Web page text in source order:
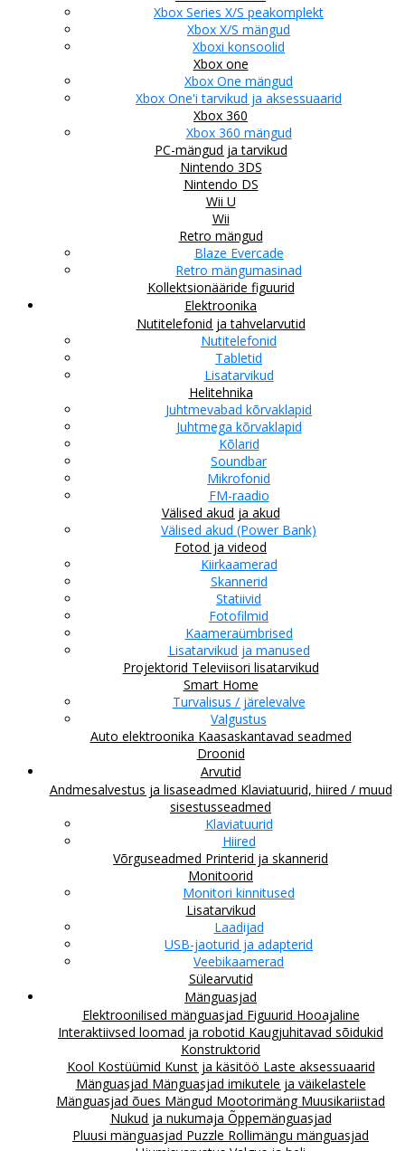
Xbox Series X/S peakomplekt
Xbox X/S mängud
Xboxi konsoolid
Xbox one
Xbox One mängud
Xbox One'i tarvikud ja aksessuaarid
Xbox 360
Xbox 360 mängud
PC-mängud ja tarvikud
Nintendo 3DS
Nintendo DS
Wii U
Wii
Retro mängud
Blaze Evercade
Retro mängumasinad
Kollektsionääride figuurid
Elektroonika
Nutitelefonid ja tahvelarvutid
Nutitelefonid
Tabletid
Lisatarvikud
Helitehnika
Juhtmevabad kõrvaklapid
Juhtmega kõrvaklapid
Kõlarid
Soundbar
Mikrofonid
FM-raadio
Välised akud ja akud
Välised akud (Power Bank)
Fotod ja videod
Kiirkaamerad
Skannerid
Statiivid
Fotofilmid
Kaameraümbrised
Lisatarvikud ja manused
Projektorid Televiisori lisatarvikud
Smart Home
Turvalisus / järelevalve
Valgustus
Auto elektroonika Kaasaskantavad seadmed
Droonid
Arvutid
Andmesalvestus ja lisaseadmed Klaviatuurid, hiired / muud
sisestusseadmed
Klaviatuurid
Hiired
Võrguseadmed Printerid ja skannerid
Monitoorid
Monitori kinnitused
Lisatarvikud
Laadijad
USB-jaoturid ja adapterid
Veebikaamerad
Sülearvutid
Mänguasjad
Elektroonilised mänguasjad Figuurid Hooajaline
Interaktiivsed loomad ja robotid Kaugjuhitavad sõidukid
Konstruktorid
Kool Kostüümid Kunst ja käsitöö Laste aksessuaarid
Mänguasjad Mänguasjad imikutele ja väikelastele
Mänguasjad õues Mängud Mootorimäng Muusikariistad
Nukud ja nukumaja Õppemänguasjad
Pluusi mänguasjad Puzzle Rollimängu mänguasjad